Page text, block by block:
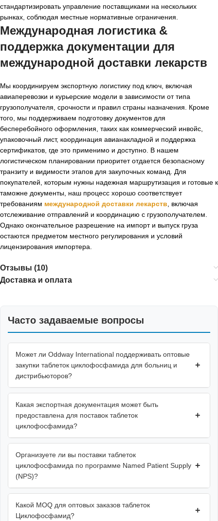
стандартизировать управление поставщиками на нескольких
рынках, соблюдая местные нормативные ограничения.
Международная логистика &
поддержка документации для
международной доставки лекарств
Мы координируем экспортную логистику под ключ, включая
авиаперевозки и курьерские модели в зависимости от типа
грузополучателя, срочности и правил страны назначения. Кроме
того, мы поддерживаем подготовку документов для
бесперебойного оформления, таких как коммерческий инвойс,
упаковочный лист, координация авианакладной и поддержка
сертификатов, где это применимо и доступно. В нашем
логистическом планировании приоритет отдается безопасному
транзиту и видимости этапов для закупочных команд. Для
покупателей, которым нужны надежная маршрутизация и готовые к
таможне документы, наш процесс хорошо соответствует
требованиям международной доставки лекарств , включая
отслеживание отправлений и координацию с грузополучателем.
Однако окончательное разрешение на импорт и выпуск груза
остаются предметом местного регулирования и условий
лицензирования импортера.
Отзывы (10)
Доставка и оплата
Часто задаваемые вопросы
Может ли Oddway International поддерживать оптовые
закупки таблеток циклофосфамида для больниц и
дистрибьюторов?
+
Какая экспортная документация может быть
предоставлена для поставок таблеток
циклофосфамида?
+
Организуете ли вы поставки таблеток
циклофосфамида по программе Named Patient Supply
(NPS)?
+
Какой MOQ для оптовых заказов таблеток
Циклофосфамид?
+